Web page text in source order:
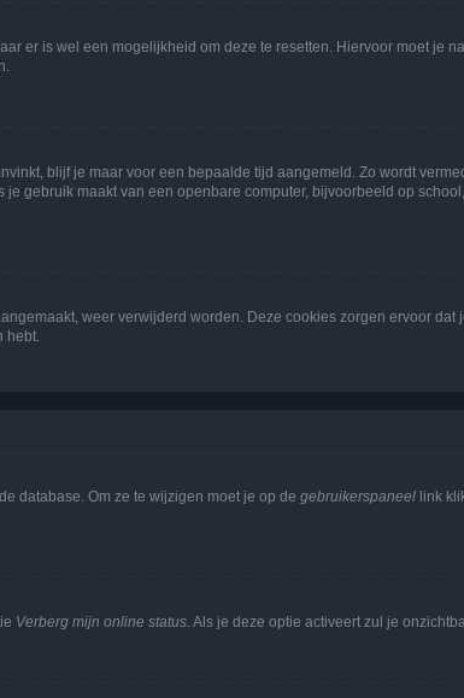
er is wel een mogelijkheid om deze te resetten. Hiervoor moet je
blijf je maar voor een bepaalde tijd aangemeld. Zo wordt
gebruik maakt van een openbare computer, bijvoorbeeld op
weer verwijderd worden. Deze cookies zorgen ervoor
hebt.
database. Om ze te wijzigen moet je op de gebruikerspaneel link
Verberg mijn online status . Als je deze optie activeert zul je